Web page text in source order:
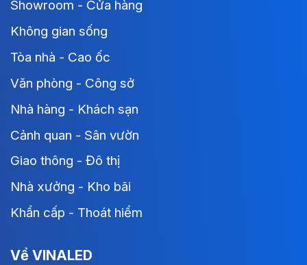
Showroom - Cửa hàng
Không gian sống
Tòa nhà - Cao ốc
Văn phòng - Công sở
Nhà hàng - Khách sạn
Cảnh quan - Sân vườn
Giao thông - Đô thị
Nhà xưởng - Kho bãi
Khẩn cấp - Thoát hiểm
Về VINALED